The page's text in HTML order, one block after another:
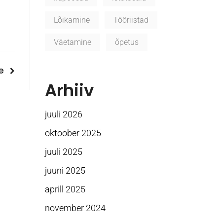
Lõikamine Tööriistad
Väetamine õpetus
Arhiiv
juuli 2026
oktoober 2025
juuli 2025
juuni 2025
aprill 2025
november 2024